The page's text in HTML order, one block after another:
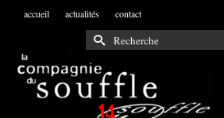
accueil actualités contact
Rechercher :